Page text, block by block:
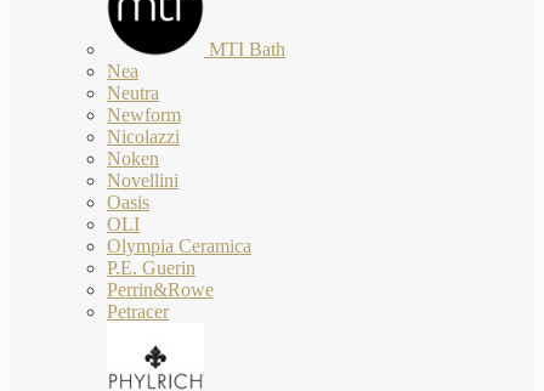
MTI Bath
Nea
Neutra
Newform
Nicolazzi
Noken
Novellini
Oasis
OLI
Olympia Ceramica
P.E. Guerin
Perrin&Rowe
Petracer